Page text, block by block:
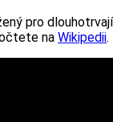
pro
na Wikipedii.